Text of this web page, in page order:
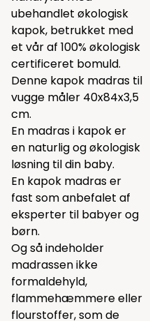
ubehandlet økologisk
kapok, betrukket med
et vår af 100% økologisk
certificeret bomuld.
Denne kapok madras til
vugge måler 40x84x3,5
cm.
En madras i kapok er
en naturlig og økologisk
løsning til din baby.
En kapok madras er
fast som anbefalet af
eksperter til babyer og
børn.
Og så indeholder
madrassen ikke
formaldehyld,
flammehæmmere eller
flourstoffer, som de